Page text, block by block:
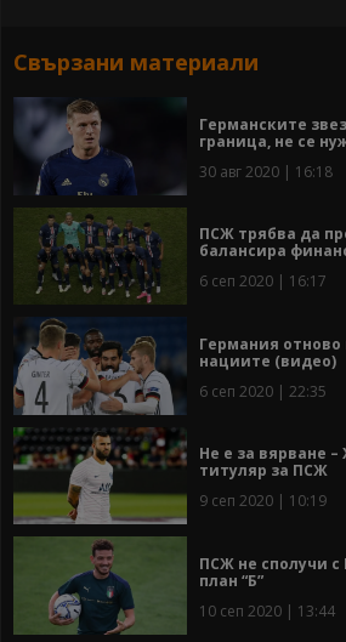
Свързани материали
Германските
граница, не се
30 авг 2020 | 16:18
ПСЖ трябва да
балансира
6 сеп 2020 | 16:17
Германия отново
нациите (видео)
6 сеп 2020 | 22:35
Не е за вярване
титуляр за ПСЖ
9 сеп 2020 | 10:19
ПСЖ не сполучи с
план “Б”
10 сеп 2020 | 13:44